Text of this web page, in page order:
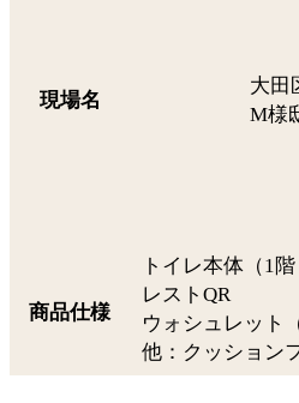
現場名
大田
M様
商品仕様
トイレ本体（1
レストQR
ウォシュレット
他：クッション